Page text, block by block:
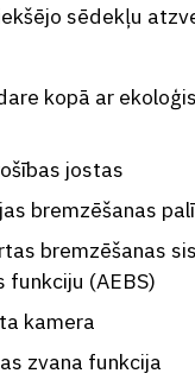
sēdekļu
kopā ar
jostas
bremzēšanas
bremzēšanas
funkciju (AEBS)
kamera
zvana funkcija